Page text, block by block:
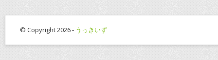
© Copyright 2026 - うっきいず